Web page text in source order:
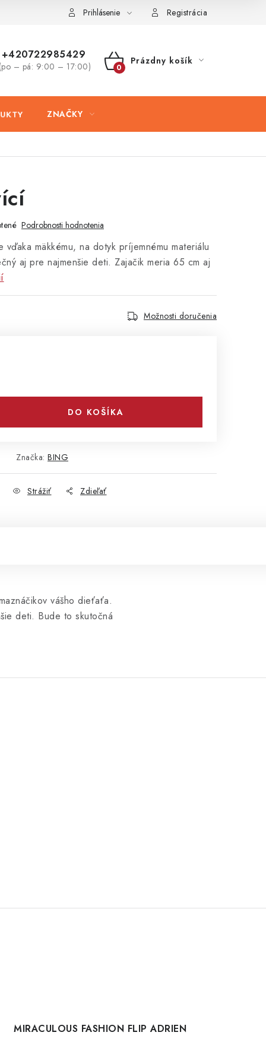
Prihlásenie Registrácia
+420722985429
(po – pá: 9:00 – 17:00)
NÁKUPNÝ
Prázdny košík
ZNAČKY
Podrobnosti hodnotenia
vďaka mäkkému, na dotyk príjemnému materiálu
aj pre najmenšie deti. Zajačik meria 65 cm aj
Možnosti doručenia
DO KOŠÍKA
Značka: BING
Strážiť Zdieľať
vášho dieťaťa.
deti. Bude to skutočná
MIRACULOUS FASHION FLIP ADRIEN